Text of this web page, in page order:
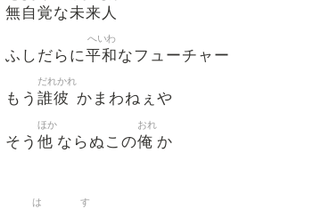
無自覚な未来人
ふしだらに平和
へいわ
なフューチャー
もう 誰彼
だれかれ
かまわねぇや
そう 他
ほか
ならぬこの俺
おれ
か
は す